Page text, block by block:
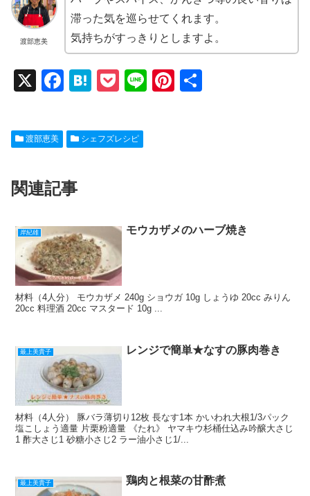
渡部恵美
滞った気を巡らせてくれます。
気持ちがすっきりとしますよ。
X
F
c
e
o
k
H
e
n
P
ck
et
Li
Pi
渡部恵美 シェフズレシピ
関連記事
岸紀雄 モウカザメのハーブ焼き
材料（4人分） モウカザメ 240g ショウガ 10g しょうゆ 20cc みりん
20cc 料理酒 20cc マスタード 10g ...
最上美貴子 レンジで簡単★なすの豚肉巻き
材料（4人分） 豚バラ薄切り12枚 長なす1本 かいわれ大根1/3パック
塩こしょう適量 片栗粉適量 《たれ》 ヤマキウ杉桶仕込み吟醸大さじ
1 酢大さじ1 砂糖小さじ2 ラー油小さじ1/...
最上美貴子 鶏肉と根菜の甘酢煮